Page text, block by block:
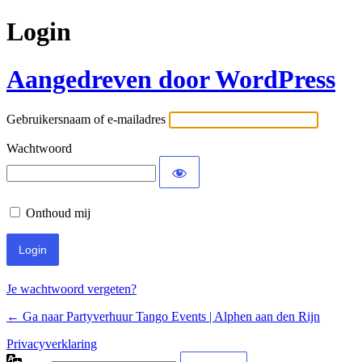
Login
Aangedreven door WordPress
Gebruikersnaam of e-mailadres
Wachtwoord
Onthoud mij
Je wachtwoord vergeten?
← Ga naar Partyverhuur Tango Events | Alphen aan den Rijn
Privacyverklaring